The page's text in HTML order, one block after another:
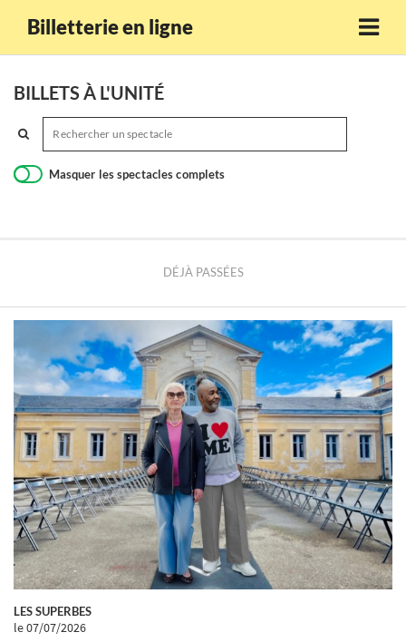
Billetterie en ligne
BILLETS À L'UNITÉ
Masquer les spectacles complets
DÉJÀ PASSÉES
LES SUPERBES
le 07/07/2026